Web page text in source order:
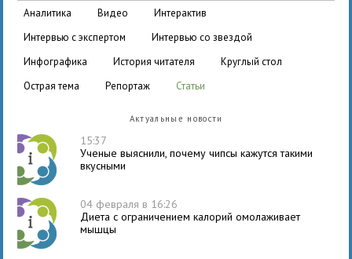
аналитика видео
интерактив
интервью с экспертом
интервью со звездой
инфографика
история читателя
круглый стол
острая тема
репортаж статьи
Актуальные новости
15:37
Ученые выяснили, почему чипсы кажутся такими
вкусными
04 февраля в 16:26
Диета с ограничением калорий омолаживает
мышцы